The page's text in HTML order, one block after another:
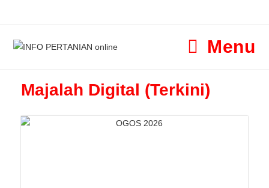
Menu
Majalah Digital (Terkini)